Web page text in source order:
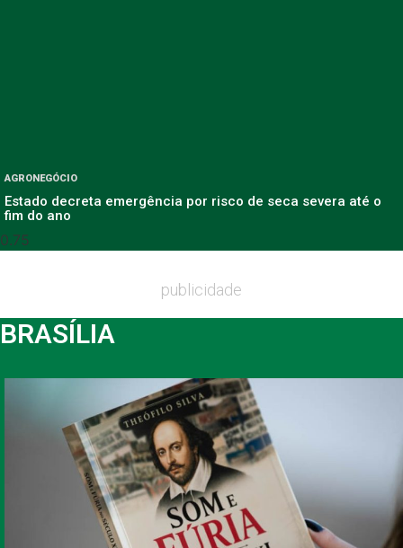
AGRONEGÓCIO
Estado decreta emergência por risco de seca severa até o
fim do ano
publicidade
BRASÍLIA